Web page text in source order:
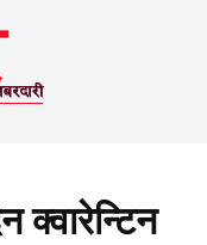
क्वारेन्टिन